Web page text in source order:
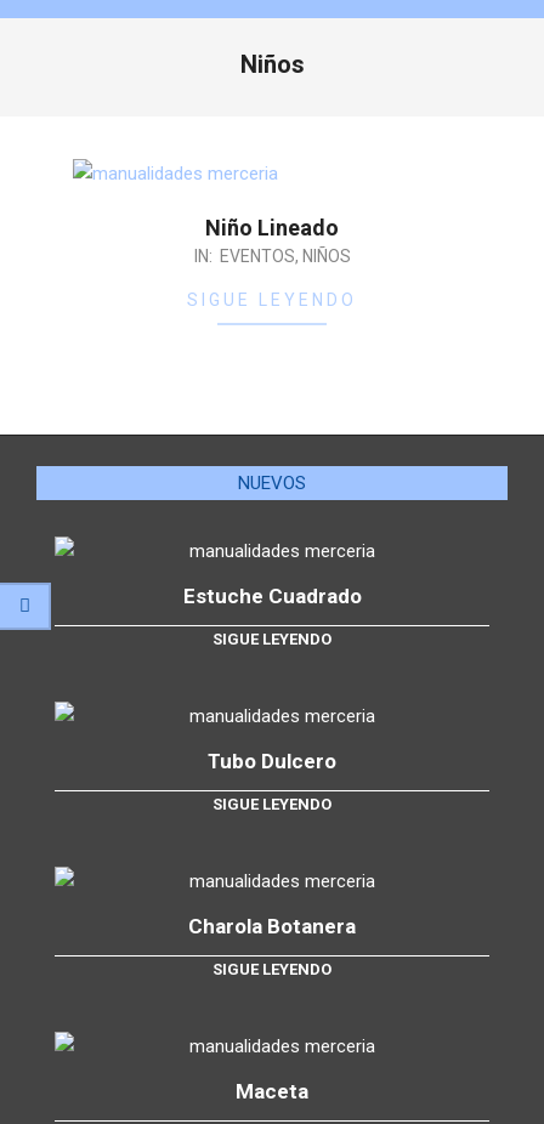
Niños
Niño Lineado
IN: EVENTOS, NIÑOS
SIGUE LEYENDO
NUEVOS
Estuche Cuadrado
SIGUE LEYENDO
Tubo Dulcero
SIGUE LEYENDO
Charola Botanera
SIGUE LEYENDO
Maceta